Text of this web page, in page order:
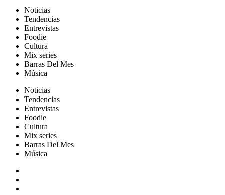
Noticias
Tendencias
Entrevistas
Foodie
Cultura
Mix series
Barras Del Mes
Música
Noticias
Tendencias
Entrevistas
Foodie
Cultura
Mix series
Barras Del Mes
Música